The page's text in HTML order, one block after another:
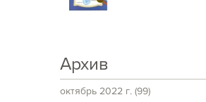
Архив
октябрь 2022 г. (99)